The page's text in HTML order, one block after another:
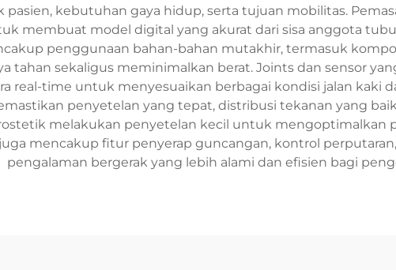
kebutuhan gaya hidup, serta tujuan mobilitas.
membuat model digital yang akurat dari sisa anggota
penggunaan bahan-bahan mutakhir, termasuk
tahan sekaligus meminimalkan berat. Joints dan sensor
real-time untuk menyesuaikan berbagai kondisi jalan kaki
penyetelan yang tepat, distribusi tekanan yang
melakukan penyetelan kecil untuk mengoptimalkan
mencakup fitur penyerap guncangan, kontrol
pengalaman bergerak yang lebih alami dan efisien bagi